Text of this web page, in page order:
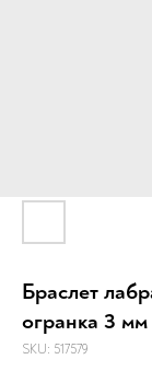
Браслет
огранка 3
SKU: 517579